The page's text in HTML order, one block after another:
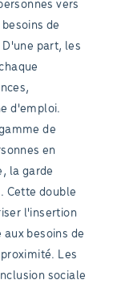
vers
de
part, les
d'emploi.
de
en
la garde
Cette double
l'insertion
besoins de
Les
sociale